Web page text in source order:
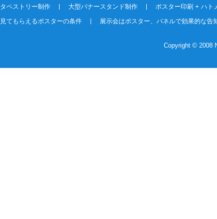
タペストリー制作
大型バナースタンド制作
ポスター印刷 + ハト
見てもらえるポスターの条件
展示会はポスター、パネルで効果的な告
Copyright © 2008